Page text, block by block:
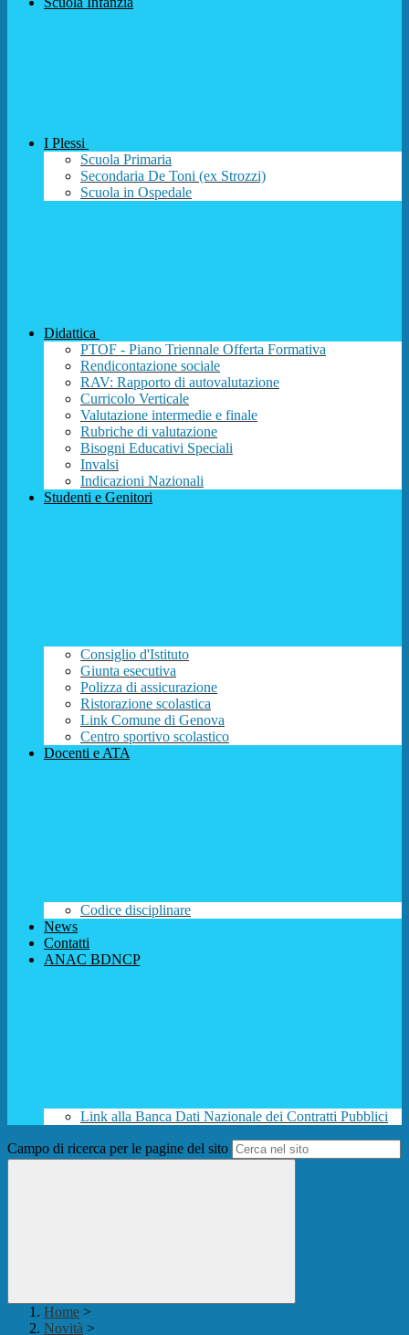
I Plessi
Scuola Primaria
Secondaria De Toni (ex Strozzi)
Scuola in Ospedale
Didattica
PTOF - Piano Triennale Offerta Formativa
Rendicontazione sociale
RAV: Rapporto di autovalutazione
Curricolo Verticale
Valutazione intermedie e finale
Rubriche di valutazione
Bisogni Educativi Speciali
Invalsi
Indicazioni Nazionali
Studenti e Genitori
Consiglio d'Istituto
Giunta esecutiva
Polizza di assicurazione
Ristorazione scolastica
Link Comune di Genova
Centro sportivo scolastico
Docenti e ATA
Codice disciplinare
News
Contatti
ANAC BDNCP
Link alla Banca Dati Nazionale dei Contratti Pubblici
Campo di ricerca per le pagine del sito
Home >
Novità >